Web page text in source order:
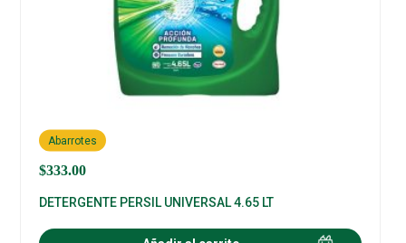
$333.00
Abarrotes
DETERGENTE PERSIL UNIVERSAL 4.65 LT